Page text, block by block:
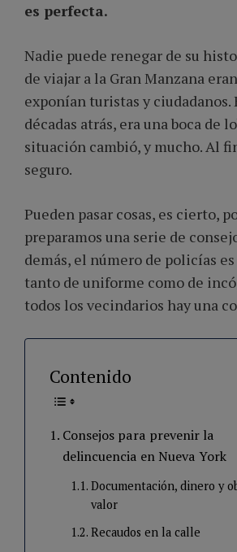
es perfecta.
Nadie puede renegar de su
de viajar a la Gran Manzana
exponían turistas y ciudadanos.
décadas atrás, era una boca de
situación cambió, y mucho. Al
seguro.
Pueden pasar cosas, es cierto,
preparamos una serie de
demás, el número de policías
tanto de uniforme como de
todos los vecindarios hay una
Contenido
Consejos para prevenir la
delincuencia en Nueva York
Documentación, dinero y
valor
Recaudos en la calle